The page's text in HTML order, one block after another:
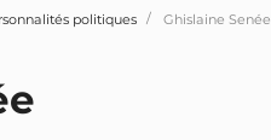
politiques Ghislaine Senée